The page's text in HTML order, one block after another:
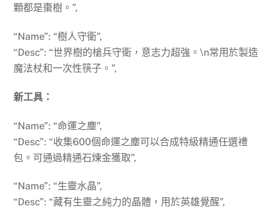
顆都是棗樹。”,
“Name”: “樹人守衛”,
“Desc”: “世界樹的槍兵守衛，意志力超強。\n常用於製造
魔法杖和一次性筷子。”,
新工具：
“Name”: “命運之塵”,
“Desc”: “收集600個命運之塵可以合成特級精通任選禮
包。可通過精通石煉金獲取”,
“Name”: “生靈水晶”,
“Desc”: “藏有生靈之純力的晶體，用於英雄覺醒”,